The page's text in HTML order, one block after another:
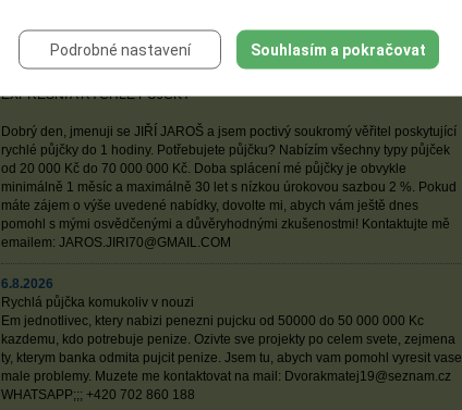
jsou naše kontakty: Lubomirprochazka140@gmail.com
EXPRESNÍ A RYCHLÉ PŮJČKY
Dobrý den, jmenuji se JIŘÍ JAROŠ a jsem poctivý soukromý věřitel poskytující
rychlé půjčky do 1 hodiny. Potřebujete půjčku? Nabízím všechny typy půjček
od 20 000 Kč do 70 000 000 Kč. Doba splácení mé půjčky je obvykle
minimálně 1 měsíc a maximálně 30 let s nízkou úrokovou sazbou 2 %. Pokud
máte zájem o výše uvedené nabídky, dovolte mi, abych vám ještě dnes
pomohl s mými osvědčenými a důvěryhodnými zkušenostmi! Kontaktujte mě
emailem: JAROS.JIRI70@GMAIL.COM
6.8.2026
Rychlá půjčka komukoliv v nouzi
Em jednotlivec, ktery nabizi penezni pujcku od 50000 do 50 000 000 Kc
kazdemu, kdo potrebuje penize. Ozivte sve projekty po celem svete, zejmena
ty, kterym banka odmita pujcit penize. Jsem tu, abych vam pomohl vyresit vase
male problemy. Muzete me kontaktovat na mail: Dvorakmatej19@seznam.cz
WHATSAPP;;; +420 702 860 188
Podrobné nastavení Souhlasím a pokračovat